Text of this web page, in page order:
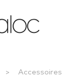
> Accessoires